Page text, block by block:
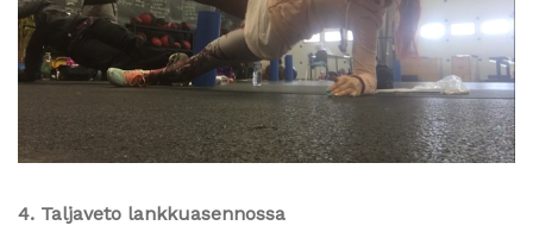
4. Taljaveto lankkuasennossa